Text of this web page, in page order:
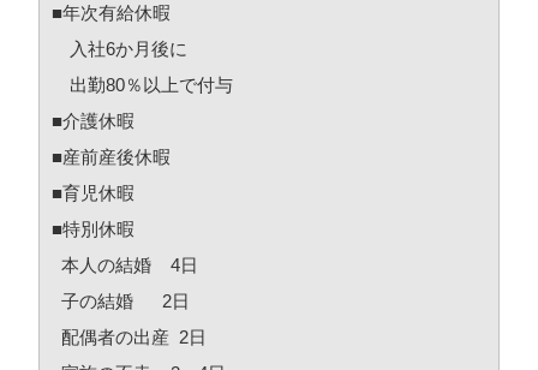
■年次有給休暇
入社6か月後に
出勤80％以上で付与
■介護休暇
■産前産後休暇
■育児休暇
■特別休暇
本人の結婚 4日
子の結婚 2日
配偶者の出産 2日